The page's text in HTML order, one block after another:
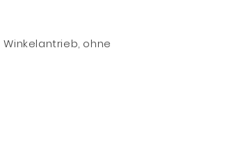
Winkelantrieb, ohne